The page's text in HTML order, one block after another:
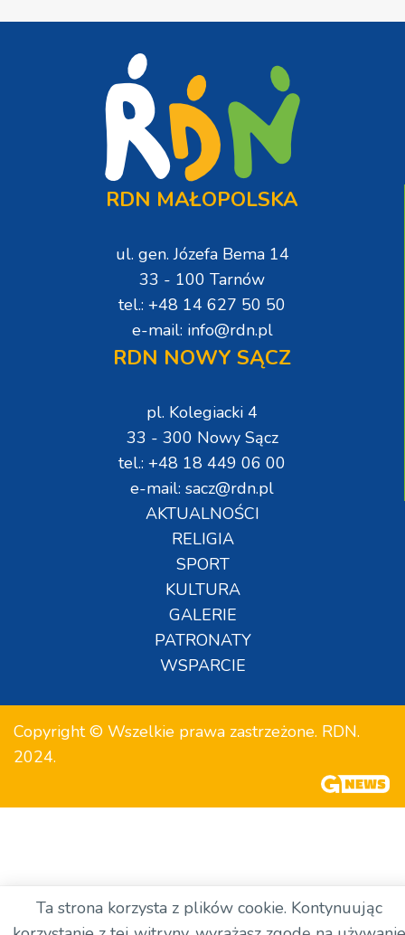
RDN MAŁOPOLSKA
ul. gen. Józefa Bema 14
33 - 100 Tarnów
tel.: +48 14 627 50 50
e-mail: info@rdn.pl
RDN NOWY SĄCZ
pl. Kolegiacki 4
33 - 300 Nowy Sącz
tel.: +48 18 449 06 00
e-mail: sacz@rdn.pl
AKTUALNOŚCI
RELIGIA
SPORT
KULTURA
GALERIE
PATRONATY
WSPARCIE
Copyright © Wszelkie prawa zastrzeżone. RDN.
2024.
Ta strona korzysta z plików cookie. Kontynuując